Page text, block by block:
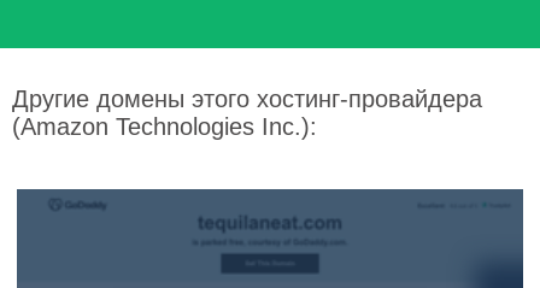
Другие домены этого хостинг-провайдера
(Amazon Technologies Inc.):